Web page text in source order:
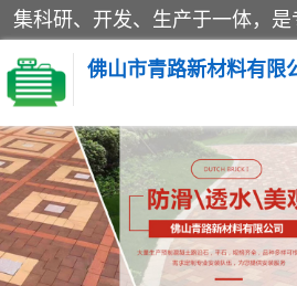
佛山市青路新材料有限